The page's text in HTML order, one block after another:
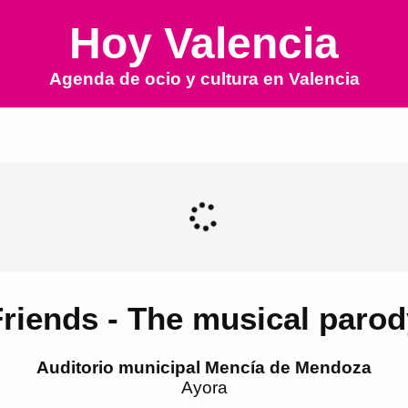
Hoy Valencia
Agenda de ocio y cultura en Valencia
- The musical
Auditorio municipal Mencía de Mendoza
Ayora